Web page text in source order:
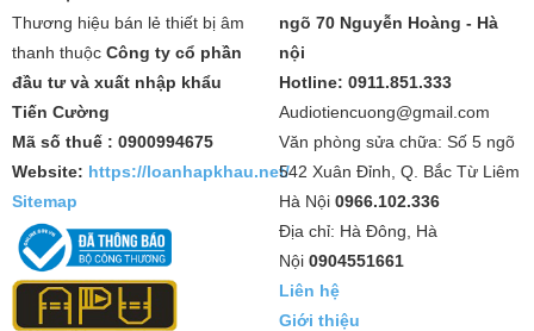
Thương hiệu bán lẻ thiết bị âm
thanh thuộc Công ty cổ phần
đầu tư và xuất nhập khẩu
Tiến Cường
Mã số thuế : 0900994675
Website: https://loanhapkhau.net/
Sitemap
ngõ 70 Nguyễn Hoàng - Hà
nội
Hotline: 0911.851.333
Audiotiencuong@gmail.com
Văn phòng sửa chữa: Số 5 ngõ
542 Xuân Đỉnh, Q. Bắc Từ Liêm
Hà Nội 0966.102.336
Địa chỉ: Hà Đông, Hà
Nội 0904551661
Liên hệ
Giới thiệu